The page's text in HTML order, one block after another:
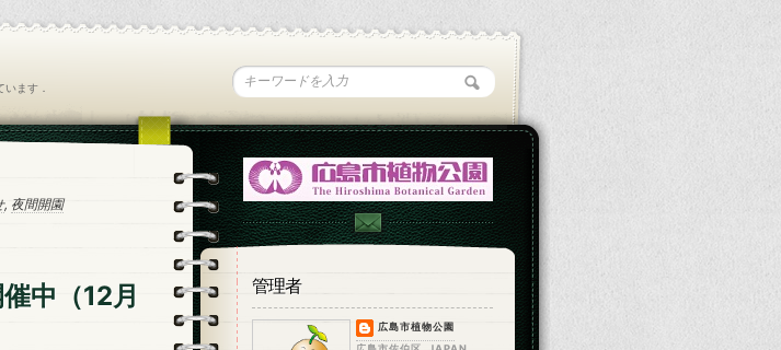
ます．
, 夜間開園
中（12月
管理者
広島市植物公園